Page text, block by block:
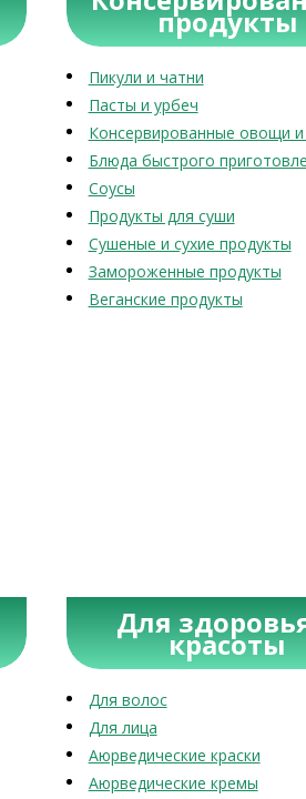
продукты
Пикули и чатни
Пасты и урбеч
Консервированные овощи
Блюда быстрого
Соусы
Продукты для суши
Сушеные и сухие продукты
Замороженные продукты
Веганские продукты
Для
красоты
Для волос
Для лица
Аюрведические краски
Аюрведические кремы